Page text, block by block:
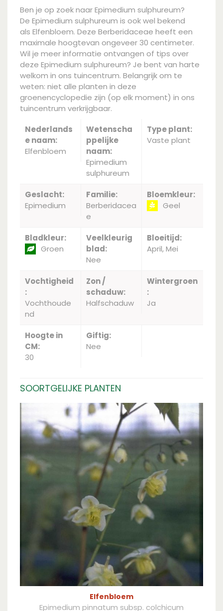
Ben je op zoek naar Epimedium sulphureum?
De Epimedium sulphureum is ook wel bekend
als Elfenbloem. Deze Berberidaceae heeft een
maximale hoogtevan ongeveer 30 centimeter.
Wil je meer informatie ontvangen of tips over
deze Epimedium sulphureum? Je bent van harte
welkom in ons tuincentrum. Belangrijk om te
weten: niet alle planten in deze
groenencyclopedie zijn (op elk moment) in ons
tuincentrum verkrijgbaar.
Nederlands
e naam:
Elfenbloem
Wetenscha
ppelijke
naam:
Epimedium
sulphureum
Type plant:
Vaste plant
Geslacht:
Epimedium
Familie:
Berberidacea
e
Bloemkleur:
Geel
Bladkleur:
Groen
Veelkleurig
blad:
Nee
Bloeitijd:
April, Mei
Vochtigheid
:
Vochthoude
nd
Zon /
schaduw:
Halfschaduw
Wintergroen
:
Ja
Hoogte in
CM:
30
Giftig:
Nee
SOORTGELIJKE PLANTEN
Elfenbloem
Epimedium pinnatum subsp. colchicum